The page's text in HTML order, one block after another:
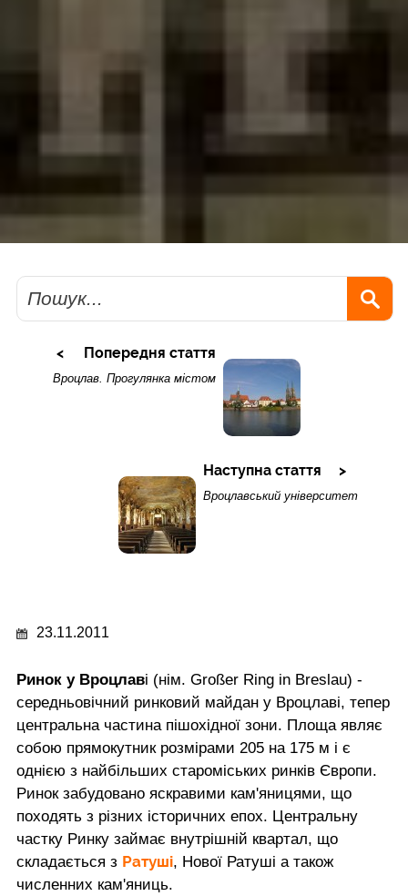
Пошук
Попередня стаття
Вроцлав. Прогулянка містом
Наступна стаття
Вроцлавський університет
23.11.2011
Ринок у Вроцлаві (нім. Großer Ring in Breslau) -
середньовічний ринковий майдан у Вроцлаві, тепер
центральна частина пішохідної зони. Площа являє
собою прямокутник розмірами 205 на 175 м і є
однією з найбільших староміських ринків Європи.
Ринок забудовано яскравими кам'яницями, що
походять з різних історичних епох. Центральну
частку Ринку займає внутрішній квартал, що
складається з Ратуші, Нової Ратуші а також
численних кам'яниць.